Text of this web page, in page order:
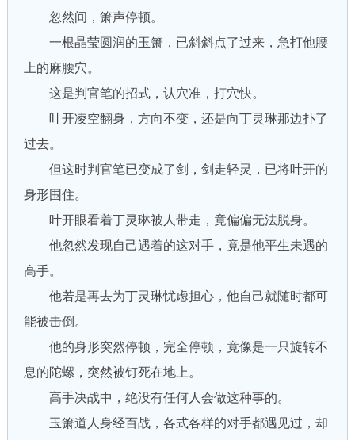
忽然间，箫声停顿。
一根晶莹圆润的玉箫，已斜斜点了过来，急打他腰
上的麻腰穴。
这是判官笔的招式，认穴准，打穴快。
叶开凌空翻身，方向不变，还是向丁灵琳那边扑了
过去。
但这时判官笔已变成了剑，剑走轻灵，已将叶开的
身形围住。
叶开眼看着丁灵琳被人带走，竟偏偏无法脱身。
他忽然发现自己遇着的这对手，竟是他平生未遇的
高手。
他若是再去为丁灵琳忧虑担心，他自己就随时都可
能被击倒。
他的身形突然停顿，完全停顿，竟像是一只旋转不
息的陀螺，突然被钉死在地上。
高手决战中，绝没有任何人会做这种事的。
玉箫道人身经百战，各式各样的对手都遇见过，却